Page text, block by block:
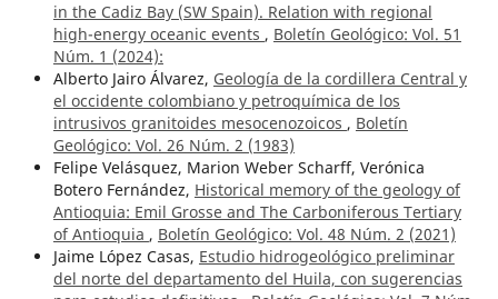
in the Cadiz Bay (SW Spain). Relation with regional
high-energy oceanic events , Boletín Geológico: Vol. 51
Núm. 1 (2024):
Alberto Jairo Álvarez, Geología de la cordillera Central y
el occidente colombiano y petroquímica de los
intrusivos granitoides mesocenozoicos , Boletín
Geológico: Vol. 26 Núm. 2 (1983)
Felipe Velásquez, Marion Weber Scharff, Verónica
Botero Fernández, Historical memory of the geology of
Antioquia: Emil Grosse and The Carboniferous Tertiary
of Antioquia , Boletín Geológico: Vol. 48 Núm. 2 (2021)
Jaime López Casas, Estudio hidrogeológico preliminar
del norte del departamento del Huila, con sugerencias